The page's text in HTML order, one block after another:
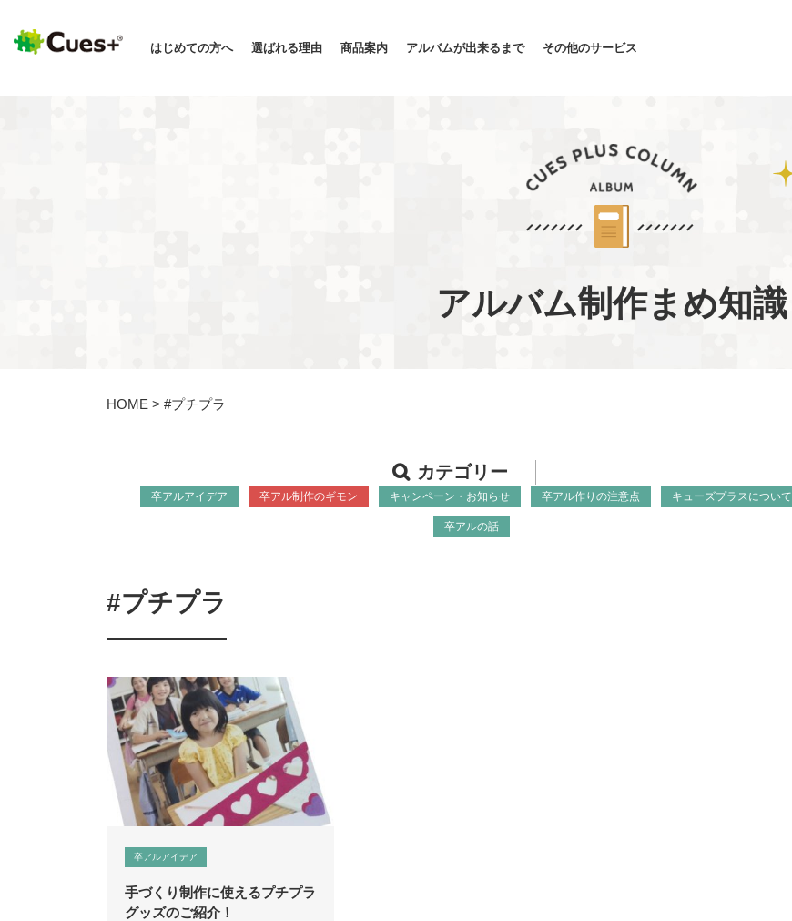
はじめての方へ 選ばれる理由 商品案内 アルバムが出来るまで その他のサービス
アルバム制作まめ知識
HOME > #プチプラ
カテゴリー
卒アルアイデア 卒アル制作のギモン キャンペーン・お知らせ 卒アル作りの注意点 キューズプラスについて
卒アルの話
#プチプラ
卒アルアイデア
手づくり制作に使えるプチプラ
グッズのご紹介！
06-6131-2205